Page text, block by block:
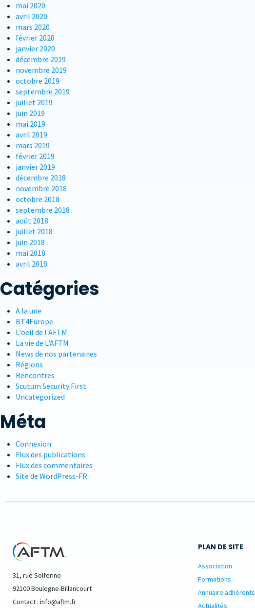
mai 2020
avril 2020
mars 2020
février 2020
janvier 2020
décembre 2019
novembre 2019
octobre 2019
septembre 2019
juillet 2019
juin 2019
mai 2019
avril 2019
mars 2019
février 2019
janvier 2019
décembre 2018
novembre 2018
octobre 2018
septembre 2018
août 2018
juillet 2018
juin 2018
mai 2018
avril 2018
Catégories
A la une
BT4Europe
L'oeil de l'AFTM
La vie de L'AFTM
News de nos partenaires
Régions
Rencontres
Scutum Security First
Uncategorized
Méta
Connexion
Flux des publications
Flux des commentaires
Site de WordPress-FR
31, rue Solferino
92100 Boulogne-Billancourt
Contact : info@aftm.fr
PLAN DE SITE
Association
Formations
Annuaire adhérents
Actualités